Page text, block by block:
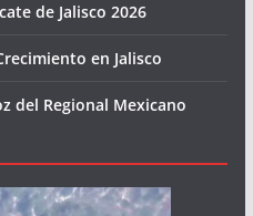
de Jalisco 2026
en Jalisco
del Regional Mexicano